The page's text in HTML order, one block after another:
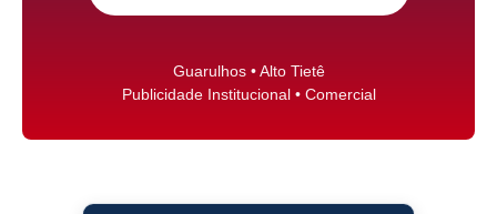
Guarulhos • Alto Tietê
Publicidade Institucional • Comercial